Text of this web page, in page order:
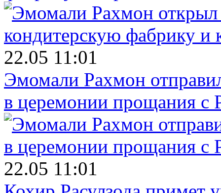
22.05 11:01
Эмомали Рахмон
в церемонии прощания с
22.05 11:01